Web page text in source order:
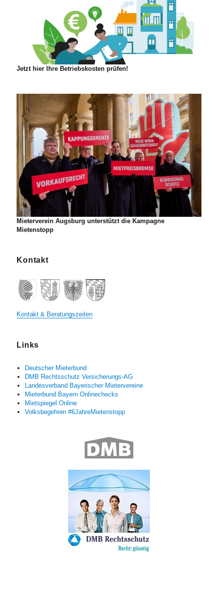
Jetzt hier Ihre Betriebskosten prüfen!
Mieterverein Augsburg unterstützt die Kampagne
Mietenstopp
Kontakt
Kontakt & Beratungszeiten
Links
Deutscher Mieterbund
DMB Rechtsschutz Versicherungs-AG
Landesverband Bayerischer Mietervereine
Mieterbund Bayern Onlinechecks
Mietspiegel Online
Volksbegehren #6JahreMietenstopp